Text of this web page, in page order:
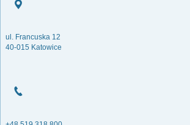
ul. Francuska 12
40-015 Katowice